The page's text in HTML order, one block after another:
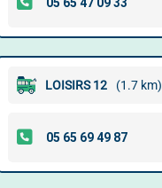
LOISIRS 12 (1.7 km)